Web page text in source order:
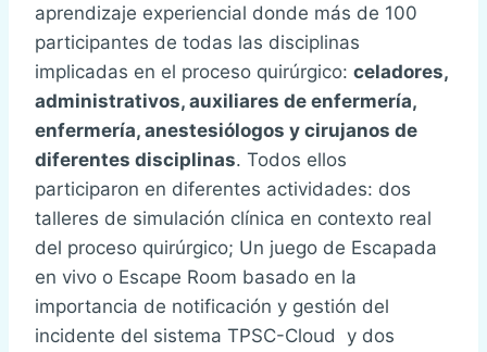
aprendizaje experiencial donde más de 100
participantes de todas las disciplinas
implicadas en el proceso quirúrgico: celadores,
administrativos, auxiliares de enfermería,
enfermería, anestesiólogos y cirujanos de
diferentes disciplinas. Todos ellos
participaron en diferentes actividades: dos
talleres de simulación clínica en contexto real
del proceso quirúrgico; Un juego de Escapada
en vivo o Escape Room basado en la
importancia de notificación y gestión del
incidente del sistema TPSC-Cloud y dos